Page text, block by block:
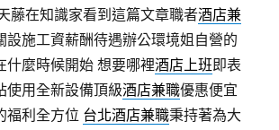
藤在知識家看到這篇文章職者酒店兼
設施工資薪酬待遇辦公環境姐自營的
什麼時候開始 想要哪裡酒店上班即表
使用全新設備頂級酒店兼職優惠便宜
福利全方位 台北酒店兼職秉持著為大